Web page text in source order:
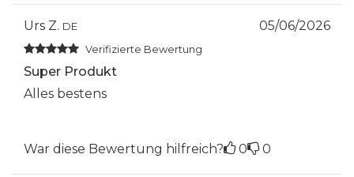
Urs Z. DE 05/06/2026
Verifizierte Bewertung
Super Produkt
Alles bestens
War diese Bewertung hilfreich? 0 0